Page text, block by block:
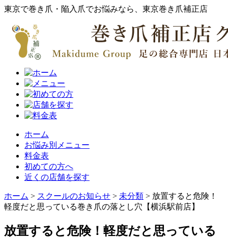
東京で巻き爪・陥入爪でお悩みなら、東京巻き爪補正店
ホーム
お悩み別メニュー
料金表
初めての方へ
近くの店舗を探す
ホーム > スクールのお知らせ > 未分類 > 放置すると危険！
軽度だと思っている巻き爪の落とし穴【横浜駅前店】
放置すると危険！軽度だと思っている